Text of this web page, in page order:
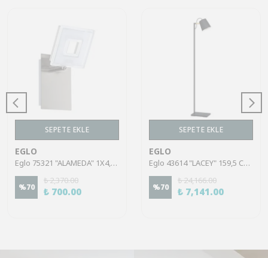
SEPETE EKLE
EGLO
Eglo 75321 "ALAMEDA" 1X4,5W Çelik Nikel Mat Sıva Üstü Spot
%70
₺ 2,370.00
₺ 700.00
SEPETE EKLE
EGLO
Eglo 43614 "LACEY" 159,5 Cm Yüksekliğinde Çelik, Ahşap Köşe Lambası Lambader
%70
₺ 24,166.00
₺ 7,141.00